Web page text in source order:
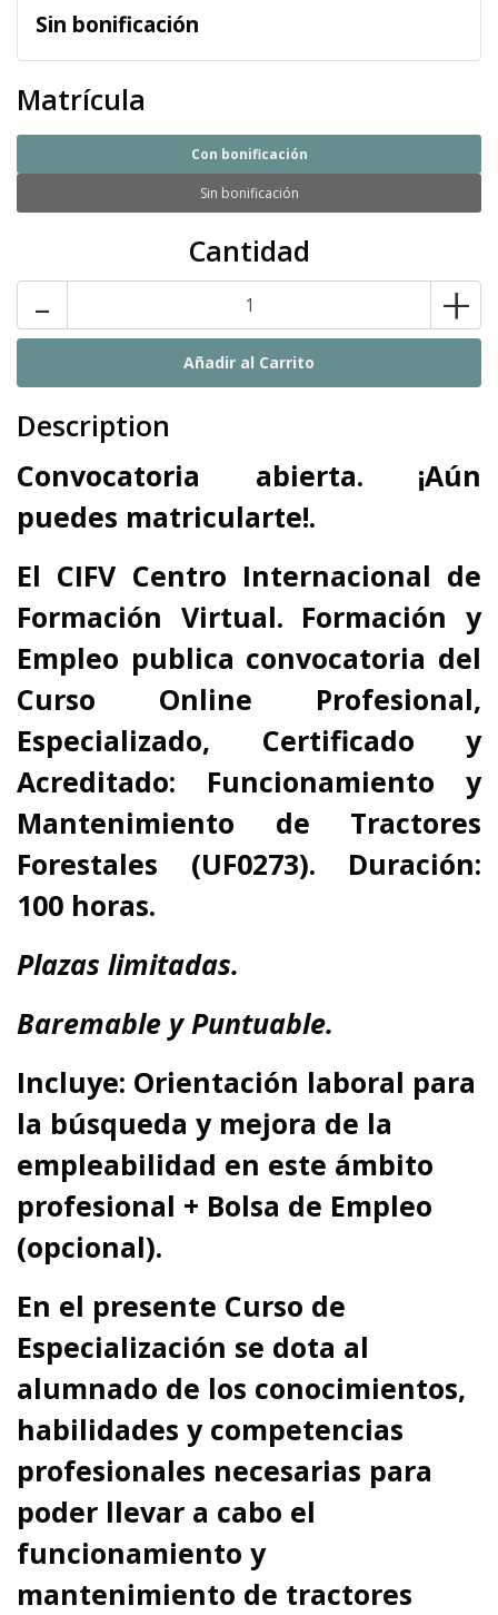
Sin bonificación
Matrícula
Con bonificación
Sin bonificación
Cantidad
- +
Description
Convocatoria abierta. ¡Aún
puedes matricularte!.
El CIFV Centro Internacional de
Formación Virtual. Formación y
Empleo publica convocatoria del
Curso Online Profesional,
Especializado, Certificado y
Acreditado: Funcionamiento y
Mantenimiento de Tractores
Forestales (UF0273). Duración:
100 horas.
Plazas limitadas.
Baremable y Puntuable.
Incluye: Orientación laboral para
la búsqueda y mejora de la
empleabilidad en este ámbito
profesional + Bolsa de Empleo
(opcional).
En el presente Curso de
Especialización se dota al
alumnado de los conocimientos,
habilidades y competencias
profesionales necesarias para
poder llevar a cabo el
funcionamiento y
mantenimiento de tractores